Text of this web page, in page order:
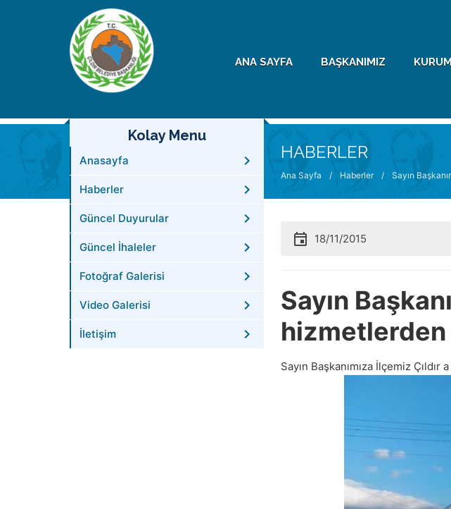
ANA SAYFA BAŞKANIMIZ
HABERLER
Ana Sayfa / Haberler / Sayın
Kolay Menu
Anasayfa
Haberler
Güncel Duyurular
Güncel İhaleler
Fotoğraf Galerisi
Video Galerisi
İletişim
18/11/2015
Sayın
hizmetlerden
Sayın Başkanımıza İlçemiz